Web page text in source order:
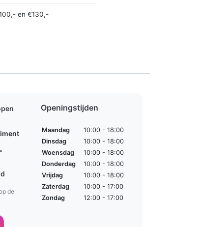
en €130,-
*
de
Openingstijden
Maandag
10:00 - 18:00
Dinsdag
10:00 - 18:00
Woensdag
10:00 - 18:00
Donderdag
10:00 - 18:00
Vrijdag
10:00 - 18:00
Zaterdag
10:00 - 17:00
Zondag
12:00 - 17:00